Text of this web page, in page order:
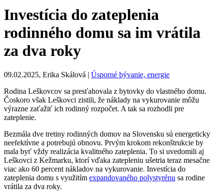
Investícia do zateplenia
rodinného domu sa im vrátila
za dva roky
09.02.2025, Erika Skálová | Úsporné bývanie, energie
Rodina Leškovcov sa presťahovala z bytovky do vlastného domu.
Čoskoro však Leškovci zistili, že náklady na vykurovanie môžu
výrazne zaťažiť ich rodinný rozpočet. A tak sa rozhodli pre
zateplenie.
Bezmála dve tretiny rodinných domov na Slovensku sú energeticky
neefektívne a potrebujú obnovu. Prvým krokom rekonštrukcie by
mala byť vždy realizácia kvalitného zateplenia. To si uvedomili aj
Leškovci z Kežmarku, ktorí vďaka zatepleniu ušetria teraz mesačne
viac ako 60 percent nákladov na vykurovanie. Investícia do
zateplenia domu s využitím expandovaného polystyrénu sa rodine
vrátila za dva roky.